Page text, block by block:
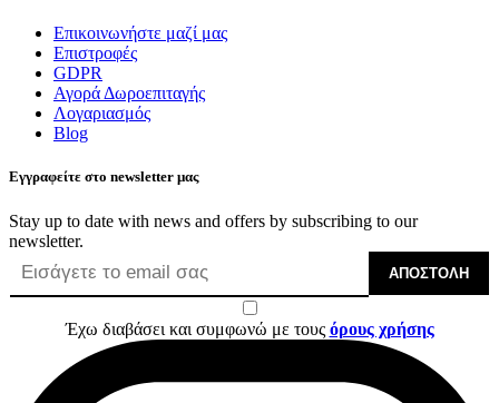
Επικοινωνήστε μαζί μας
Επιστροφές
GDPR
Αγορά Δωροεπιταγής
Λογαριασμός
Blog
Εγγραφείτε στο newsletter μας
Stay up to date with news and offers by subscribing to our
newsletter.
ΑΠΟΣΤΟΛΉ
Έχω διαβάσει και συμφωνώ με τους όρους χρήσης